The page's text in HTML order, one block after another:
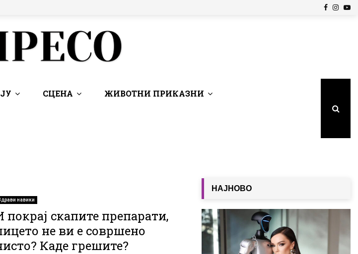
Facebook
СЦЕНА ЖИВОТНИ ПРИКАЗНИ
навики
покрај скапите препарати,
не ви е совршено
Каде грешите?
НАЈНОВО